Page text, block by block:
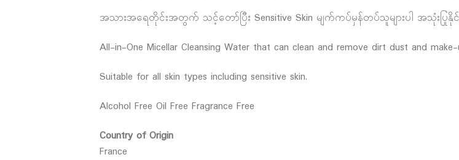
အသားအရေတိုင်းအတွက် သင့်တော်ပြီး Sensitive Skin မျက်ကပ်မှန်တပ်သူများပါ အသုံးပြုနို
All-in-One Micellar Cleansing Water that can clean and remove dirt dust and
Suitable for all skin types including sensitive skin.
Alcohol Free Oil Free Fragrance Free
Country of Origin
France